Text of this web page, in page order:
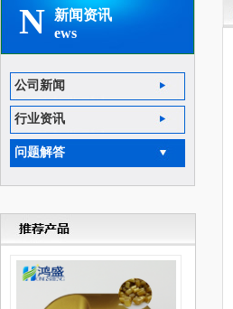
N
新闻资讯
ews
公司新闻
行业资讯
问题解答